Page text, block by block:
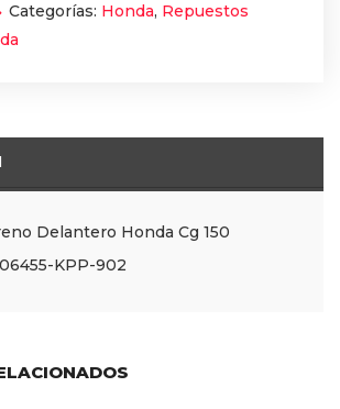
Categorías: Honda, Repuestos
Delantero Honda Cg 150
KPP-902